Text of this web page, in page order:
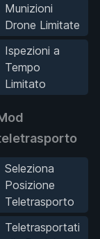
Munizioni
Drone Limitate
Ispezioni a
Tempo
Limitato
Seleziona
Posizione
Teletrasporto
Teletrasportati